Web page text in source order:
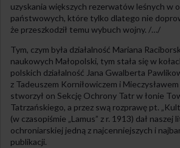
uzyskania większych rezerwatów leśnych w
państwowych, które tylko dlatego nie
że przeszkodził temu wybuch wojny. /…/
Tym, czym była działalność Mariana
naukowych Małopolski, tym stała się w
polskich działalność Jana Gwalberta
z Tadeuszem Korniłowiczem i
stworzył on Sekcję Ochrony Tatr w łonie
Tatrzańskiego, a przez swą rozprawę pt.
(w czasopiśmie „Lamus” z r. 1913) dał naszej
ochroniarskiej jedną z najcenniejszych i
publikacji.